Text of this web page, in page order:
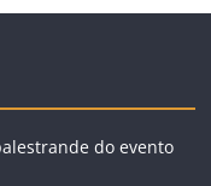
do evento